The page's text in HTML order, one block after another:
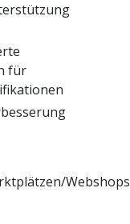
für
Webshops